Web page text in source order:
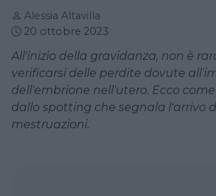
Alessia Altavilla
20 ottobre 2023
All'inizio della gravidanza, non è
verificarsi delle perdite dovute
dell'embrione nell'utero. Ecco
dallo spotting che segnala l'arrivo
mestruazioni.